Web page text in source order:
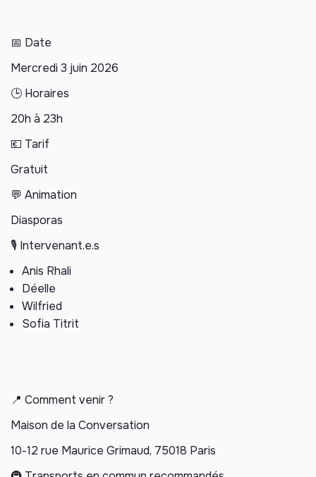
📅 Date
Mercredi 3 juin 2026
🕒 Horaires
20h à 23h
💶 Tarif
Gratuit
💬 Animation
Diasporas
🎙️ Intervenant.e.s
Anis Rhali
Déelle
Wilfried
Sofia Titrit
📍 Comment venir ?
Maison de la Conversation
10-12 rue Maurice Grimaud, 75018 Paris